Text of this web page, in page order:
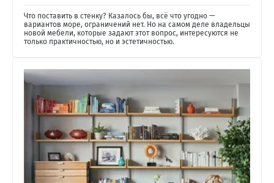
Что поставить в стенку? Казалось бы, всё что угодно —
вариантов море, ограничений нет. Но на самом деле владельцы
новой мебели, которые задают этот вопрос, интересуются не
только практичностью, но и эстетичностью.